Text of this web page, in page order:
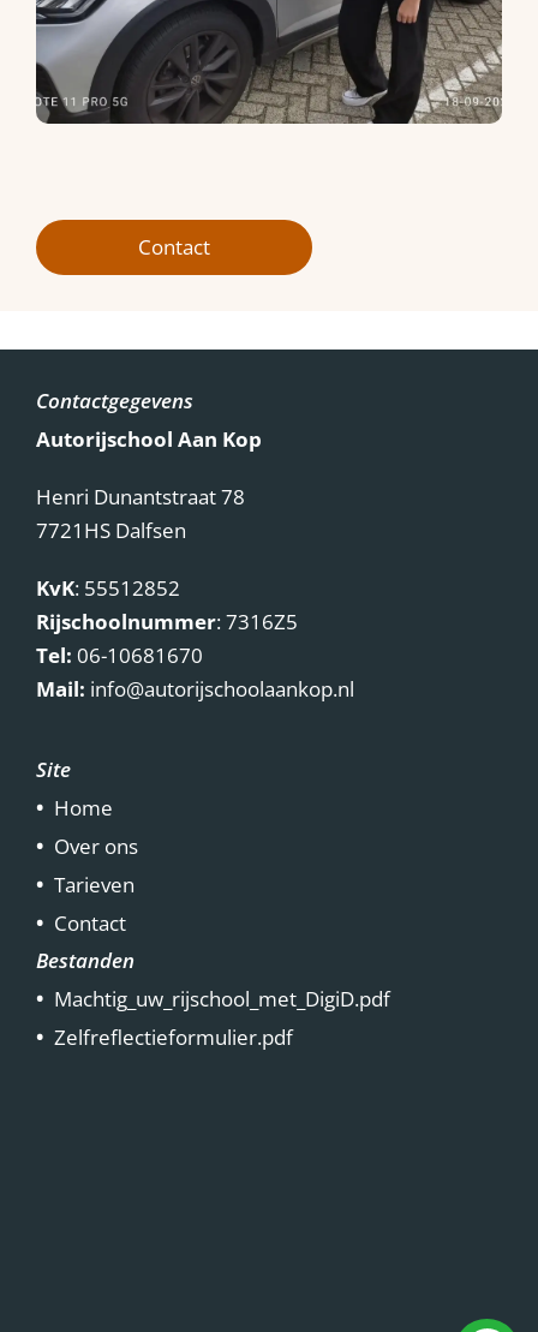
Contact
Contactgegevens
Autorijschool Aan Kop
Henri Dunantstraat 78
7721HS Dalfsen
KvK: 55512852
Rijschoolnummer: 7316Z5
Tel: 06-10681670
Mail: info@autorijschoolaankop.nl
Site
Home
Over ons
Tarieven
Contact
Bestanden
Machtig_uw_rijschool_met_DigiD.pdf
Zelfreflectieformulier.pdf